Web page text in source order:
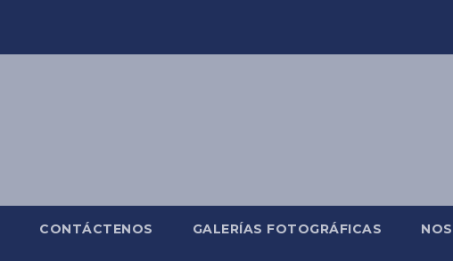
CONTÁCTENOS GALERÍAS FOTOGRÁFICAS